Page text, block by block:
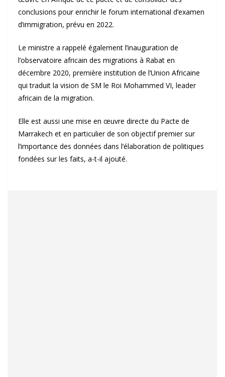
conclusions pour enrichir le forum international d’examen
d’immigration, prévu en 2022.
Le ministre a rappelé également l’inauguration de
l’observatoire africain des migrations à Rabat en
décembre 2020, première institution de l’Union Africaine
qui traduit la vision de SM le Roi Mohammed VI, leader
africain de la migration.
Elle est aussi une mise en œuvre directe du Pacte de
Marrakech et en particulier de son objectif premier sur
l’importance des données dans l’élaboration de politiques
fondées sur les faits, a-t-il ajouté.